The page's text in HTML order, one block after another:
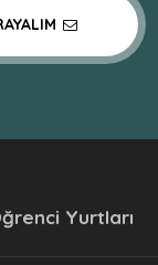
Yurtları